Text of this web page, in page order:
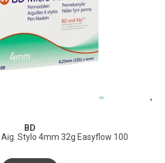
BD
Stylo 4mm 32g Easyflow 100